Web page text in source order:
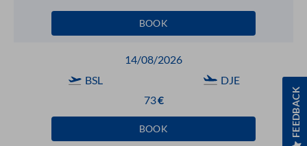
FEEDBACK
BOOK
14/08/2026
BSL
DJE
73€
BOOK